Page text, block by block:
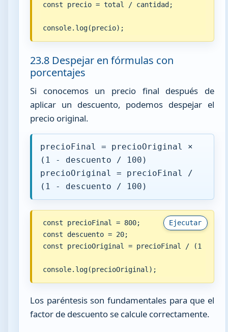
const precio = total / cantidad;
console.log(precio);
23.8 Despejar en fórmulas con
porcentajes
Si conocemos un precio final después de
aplicar un descuento, podemos despejar el
precio original.
precioFinal = precioOriginal ×
(1 - descuento / 100)
precioOriginal = precioFinal /
(1 - descuento / 100)
Ejecutar
const precioFinal = 800;
const descuento = 20;
const precioOriginal = precioFinal / (1 -
console.log(precioOriginal);
Los paréntesis son fundamentales para que el
factor de descuento se calcule correctamente.